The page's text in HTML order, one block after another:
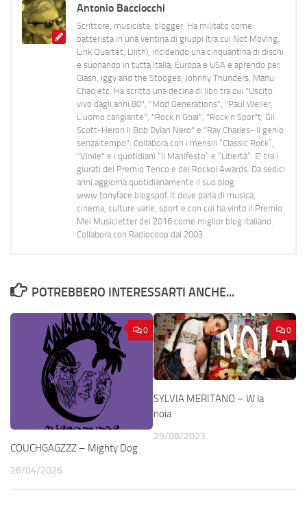
Antonio Bacciocchi
Scrittore, musicista, blogger. Ha militato come
batterista in una ventina di gruppi (tra cui Not Moving,
Link Quartet, Lilith), incidendo una cinquantina di dischi
e suonando in tutta Italia, Europa e USA e aprendo per
Clash, Iggy and the Stooges, Johnny Thunders, Manu
Chao etc. Ha scritto una decina di libri tra cui "Uscito
vivo dagli anni 80", "Mod Generations", "Paul Weller,
L’uomo cangiante", "Rock n Goal", "Rock n Spor"t, Gil
Scott-Heron Il Bob Dylan Nero" e "Ray Charles- Il genio
senza tempo". Collabora con i mensili “Classic Rock”,
"Vinile" e i quotidiani “Il Manifesto” e “Libertà”. E' tra i
giurati del Premio Tenco e del Rockol Awards. Da sedici
anni aggiorna quotidianamente il suo blog
www.tonyface.blogspot.it dove parla di musica,
cinema, culture varie, sport e con cui ha vinto il Premio
Mei Musicletter del 2016 come miglior blog italiano.
Collabora con Radiocoop dal 2003.
POTREBBERO INTERESSARTI ANCHE...
0
COUCHGAGZZZ – Mighty Dog
26/04/2026
0
SYLVIA MERITANO – W la
noia
29/08/2023